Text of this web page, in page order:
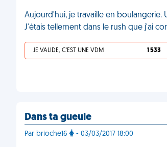
Aujourd'hui, je travaille en
J'étais tellement dans le rush que j'ai
JE VALIDE, C'EST UNE VDM 1 533
Dans ta gueule
Par brioche16 - 03/03/2017 18:00